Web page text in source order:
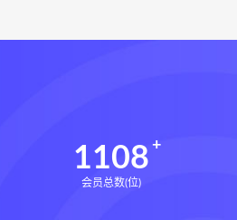
六爻万象答疑全书网盘
六爻万象答疑全书pdf
1108
会员总数(位)